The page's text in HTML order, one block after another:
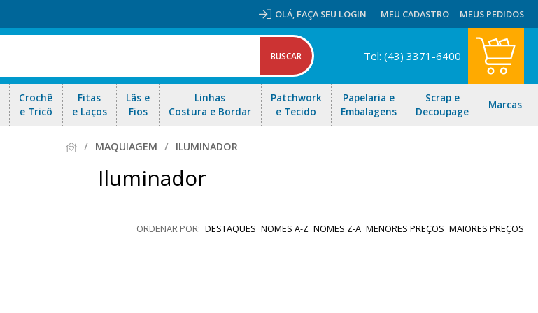
OLÁ, FAÇA SEU LOGIN MEU CADASTRO MEUS PEDIDOS
Crochê
e Tricô
Fitas
e Laços
Lãs e
Fios
Linhas
Costura e Bordar
Patchwork
e Tecido
Papelaria e
Embalagens
Scrap e
Decoupage
Marcas
Tel: (43) 3371-6400
MAQUIAGEM ILUMINADOR
Iluminador
DESTAQUES NOMES A-Z NOMES Z-A MENORES PREÇOS MAIORES PREÇOS